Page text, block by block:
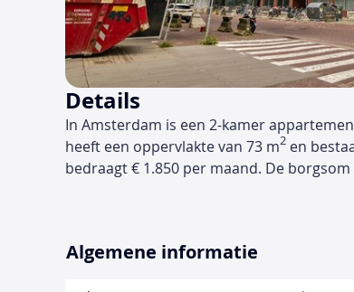
Details
In Amsterdam is een 2-kamer
heeft een oppervlakte van 73 m2 en
bedraagt € 1.850 per maand. De
Algemene informatie